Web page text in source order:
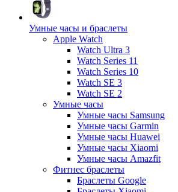
Умные часы и браслеты
Apple Watch
Watch Ultra 3
Watch Series 11
Watch Series 10
Watch SE 3
Watch SE 2
Умные часы
Умные часы Samsung
Умные часы Garmin
Умные часы Huawei
Умные часы Xiaomi
Умные часы Amazfit
Фитнес браслеты
Браслеты Google